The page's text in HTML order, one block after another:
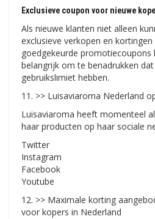
Exclusieve coupon voor nieuwe
Als nieuwe klanten niet alleen
exclusieve verkopen en
goedgekeurde promotiecoupons
belangrijk om te benadrukken
gebruikslimiet hebben.
11. >> Luisaviaroma Nederland
Luisaviaroma heeft momenteel
haar producten op haar sociale
Twitter
Instagram
Facebook
Youtube
12. >> Maximale korting
voor kopers in Nederland